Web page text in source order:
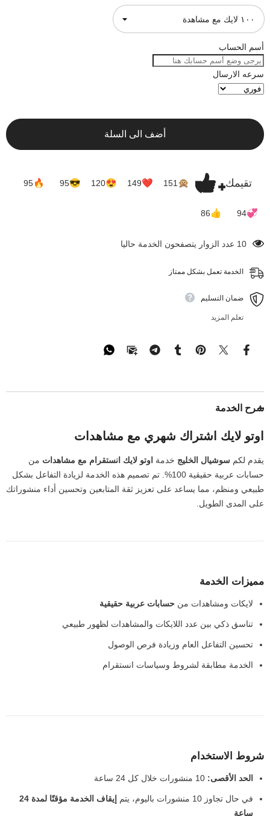
أسم الحساب
سرعه الارسال
أضف الى السلة
تقيمك 🙊
151
❤
149
😍
120
😎
95
🔥
95
💞
94
👍
86
10 عدد الزوار يتصفحون الخدمة حاليا
الخدمة تعمل بشكل ممتاز
ضمان التسليم
تعلم المزيد
شرح الخدمة
اوتو لايك اشتراك شهري مع مشاهدات
يقدم لكم سوشيال الخليج خدمة اوتو لايك انستقرام مع مشاهدات من
حسابات عربية حقيقية 100%. تم تصميم هذه الخدمة لزيادة التفاعل بشكل
طبيعي ومنظم، مما يساعد على تعزيز ثقة المتابعين وتحسين أداء منشوراتك
على المدى الطويل.
مميزات الخدمة
لايكات ومشاهدات من حسابات عربية حقيقية
تناسق ذكي بين عدد اللايكات والمشاهدات لظهور طبيعي
تحسين التفاعل العام وزيادة فرص الوصول
الخدمة مطابقة لشروط وسياسات انستقرام
شروط الاستخدام
الحد الأقصى:
في حال تجاوز 10 منشورات باليوم، يتم
إيقاف الخدمة مؤقتًا لمدة 24
ساعة